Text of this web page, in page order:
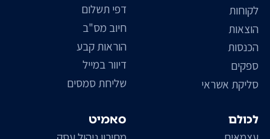
סאמיט
דפי תשלום
חיוב מס"ב
הוראות קבע
דיוור במייל
שליחת סמסים
לקוחות
הוצאות
הכנסות
ספקים
סליקת אשראי
לכולם